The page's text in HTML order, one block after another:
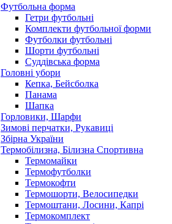
Футбольна форма
Гетри футбольні
Комплекти футбольної форми
Футболки футбольні
Шорти футбольні
Суддівська форма
Головні убори
Кепка, Бейсболка
Панама
Шапка
Горловики, Шарфи
Зимові перчатки, Рукавиці
Збірна України
Термобілизна, Білизна Спортивна
Термомайки
Термофутболки
Термокофти
Термошорти, Велосипедки
Термоштани, Лосини, Капрі
Термокомплект